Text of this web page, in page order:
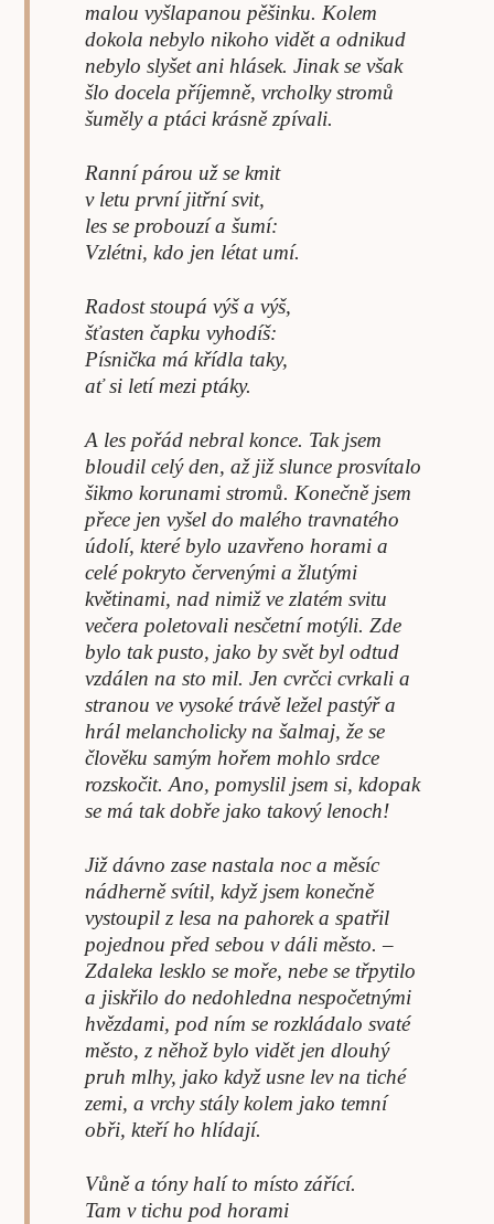
malou vyšlapanou pěšinku. Kolem
dokola nebylo nikoho vidět a odnikud
nebylo slyšet ani hlásek. Jinak se však
šlo docela příjemně, vrcholky stromů
šuměly a ptáci krásně zpívali.
Ranní párou už se kmit
v letu první jitřní svit,
les se probouzí a šumí:
Vzlétni, kdo jen létat umí.
Radost stoupá výš a výš,
šťasten čapku vyhodíš:
Písnička má křídla taky,
ať si letí mezi ptáky.
A les pořád nebral konce. Tak jsem
bloudil celý den, až již slunce prosvítalo
šikmo korunami stromů. Konečně jsem
přece jen vyšel do malého travnatého
údolí, které bylo uzavřeno horami a
celé pokryto červenými a žlutými
květinami, nad nimiž ve zlatém svitu
večera poletovali nesčetní motýli. Zde
bylo tak pusto, jako by svět byl odtud
vzdálen na sto mil. Jen cvrčci cvrkali a
stranou ve vysoké trávě ležel pastýř a
hrál melancholicky na šalmaj, že se
člověku samým hořem mohlo srdce
rozskočit. Ano, pomyslil jsem si, kdopak
se má tak dobře jako takový lenoch!
Již dávno zase nastala noc a měsíc
nádherně svítil, když jsem konečně
vystoupil z lesa na pahorek a spatřil
pojednou před sebou v dáli město. –
Zdaleka lesklo se moře, nebe se třpytilo
a jiskřilo do nedohledna nespočetnými
hvězdami, pod ním se rozkládalo svaté
město, z něhož bylo vidět jen dlouhý
pruh mlhy, jako když usne lev na tiché
zemi, a vrchy stály kolem jako temní
obři, kteří ho hlídají.
Vůně a tóny halí to místo zářící.
Tam v tichu pod horami